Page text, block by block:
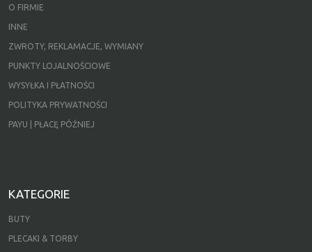
O FIRMIE
INNE
ZWROTY, REKLAMACJE, WYMIANY
PUNKTY LOJALNOŚCIOWE
WYSYŁKA I PŁATNOŚCI
POLITYKA PRYWATNOŚCI
PAYU | PŁACĘ PÓŹNIEJ
KATEGORIE
BUTY
PLECAKI & TORBY